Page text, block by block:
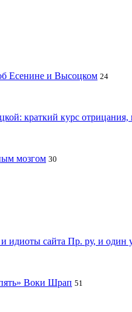
Есенине и Высоцком 24
краткий курс
мозгом 30
идиоты сайта Пр. ру, и один
Воки Шрап 51